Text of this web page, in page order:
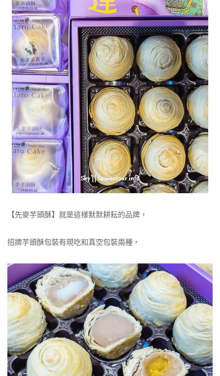
【先麥芋頭酥】就是這樣默默耕耘的品牌，
招牌芋頭酥包裝有現吃和真空包裝兩種，